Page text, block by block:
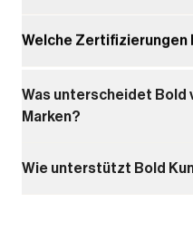
Welche Zertifizierungen
Was unterscheidet Bold
Marken?
Wie unterstützt Bold